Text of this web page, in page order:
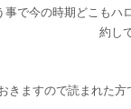
ますので割と久しぶりで
で気に入ってます。他だ
～9月25日(日)の土日祝限
で今の時期どこも
約し
きますので読まれた